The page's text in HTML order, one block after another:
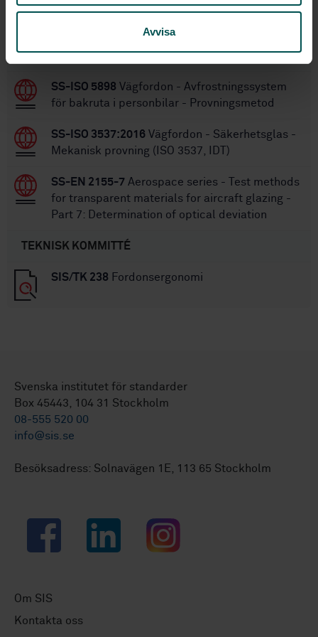
Avvisa
STANDARDER
SS-ISO 5898 Vägfordon - Avfrostningssystem
för bakruta i personbilar - Provningsmetod
SS-ISO 3537:2016 Vägfordon - Säkerhetsglas -
Mekanisk provning (ISO 3537, IDT)
SS-EN 2155-7 Aerospace series - Test methods
for transparent materials for aircraft glazing -
Part 7: Determination of optical deviation
TEKNISK KOMMITTÉ
SIS/TK 238 Fordonsergonomi
Svenska institutet för standarder
Box 45443, 104 31 Stockholm
08-555 520 00
info@sis.se
Besöksadress: Solnavägen 1E, 113 65 Stockholm
Facebook LinkedIn Instagram
Om SIS
Kontakta oss